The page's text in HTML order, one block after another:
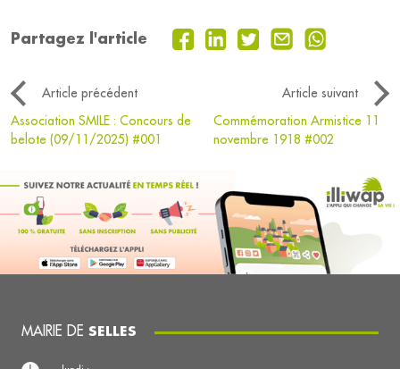
Partagez l'article
Article précédent
Article suivant
Association SMILE : Concours de
belote (09/11/2025) #001
Commémoration Armistice 11
novembre 1918 #002
MAIRIE DE SELLES